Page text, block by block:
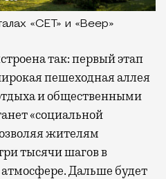
«СЕТ» и «Веер»
так: первый этап
пешеходная аллея
и общественными
«социальной
жителям
тысячи шагов в
Дальше будет